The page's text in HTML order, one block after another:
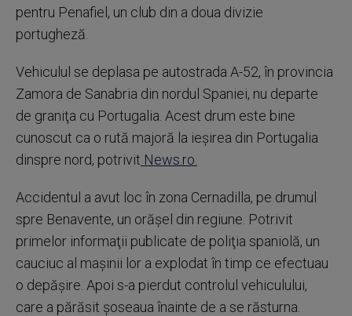
pentru Penafiel, un club din a doua divizie
portugheză.
Vehiculul se deplasa pe autostrada A-52, în provincia
Zamora de Sanabria din nordul Spaniei, nu departe
de graniţa cu Portugalia. Acest drum este bine
cunoscut ca o rută majoră la ieşirea din Portugalia
dinspre nord, potrivit News.ro.
Accidentul a avut loc în zona Cernadilla, pe drumul
spre Benavente, un orăşel din regiune. Potrivit
primelor informaţii publicate de poliţia spaniolă, un
cauciuc al maşinii lor a explodat în timp ce efectuau
o depăşire. Apoi s-a pierdut controlul vehiculului,
care a părăsit şoseaua înainte de a se răsturna.